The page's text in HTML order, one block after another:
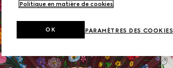
Politique en matière de cookies.
PARAMÈTRES DES COOKIES
OK